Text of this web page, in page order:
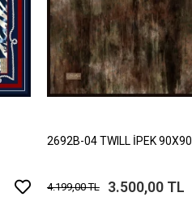
2692B-04 TWILL İPEK 90X90
4.199,00 TL 3.500,00 TL